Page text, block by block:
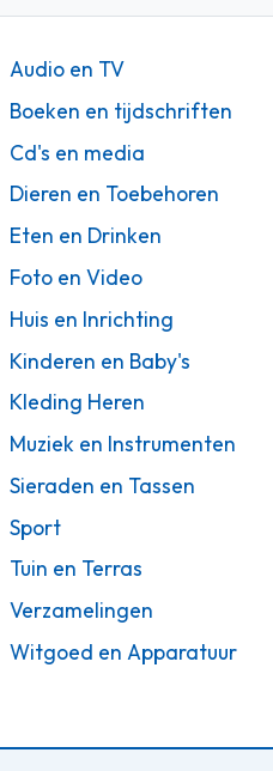
Audio en TV
Boeken en tijdschriften
Cd's en media
Dieren en Toebehoren
Eten en Drinken
Foto en Video
Huis en Inrichting
Kinderen en Baby's
Kleding Heren
Muziek en Instrumenten
Sieraden en Tassen
Sport
Tuin en Terras
Verzamelingen
Witgoed en Apparatuur